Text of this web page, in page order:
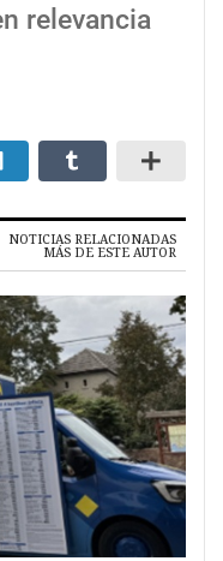
relevancia
NOTICIAS RELACIONADAS
MÁS DE ESTE AUTOR